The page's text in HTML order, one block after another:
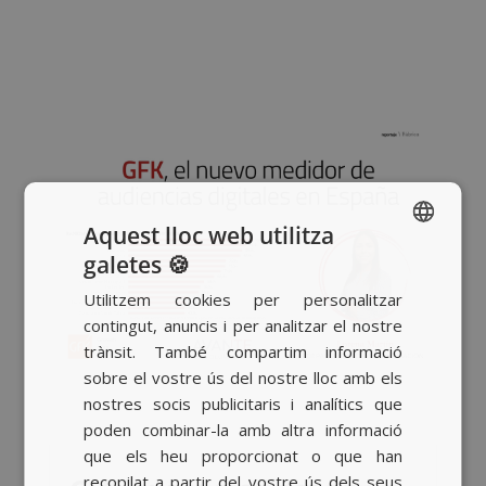
BASQUE
ENGLISH
Aquest lloc web utilitza
galetes 🍪
Utilitzem cookies per personalitzar
contingut, anuncis i per analitzar el nostre
trànsit. També compartim informació
sobre el vostre ús del nostre lloc amb els
nostres socis publicitaris i analítics que
poden combinar-la amb altra informació
que els heu proporcionat o que han
recopilat a partir del vostre ús dels seus